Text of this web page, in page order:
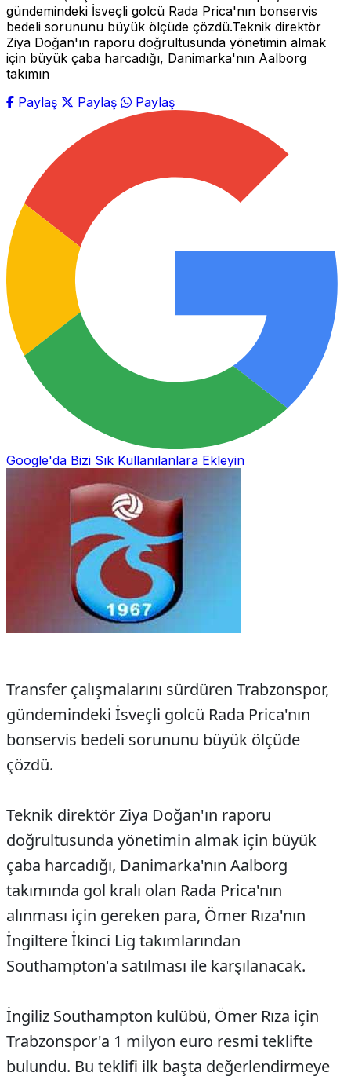
gündemindeki İsveçli golcü Rada Prica'nın bonservis
bedeli sorununu büyük ölçüde çözdü.Teknik direktör
Ziya Doğan'ın raporu doğrultusunda yönetimin almak
için büyük çaba harcadığı, Danimarka'nın Aalborg
takımın
Paylaş
Paylaş Paylaş
Google'da Bizi Sık Kullanılanlara Ekleyin
Transfer çalışmalarını sürdüren Trabzonspor,
gündemindeki İsveçli golcü Rada Prica'nın
bonservis bedeli sorununu büyük ölçüde
çözdü.
Teknik direktör Ziya Doğan'ın raporu
doğrultusunda yönetimin almak için büyük
çaba harcadığı, Danimarka'nın Aalborg
takımında gol kralı olan Rada Prica'nın
alınması için gereken para, Ömer Rıza'nın
İngiltere İkinci Lig takımlarından
Southampton'a satılması ile karşılanacak.
İngiliz Southampton kulübü, Ömer Rıza için
Trabzonspor'a 1 milyon euro resmi teklifte
bulundu. Bu teklifi ilk başta değerlendirmeye